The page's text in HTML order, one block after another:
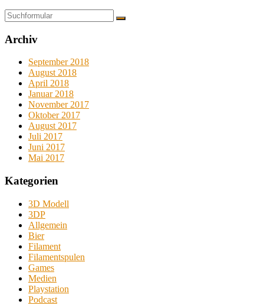
Suchen
Archiv
September 2018
August 2018
April 2018
Januar 2018
November 2017
Oktober 2017
August 2017
Juli 2017
Juni 2017
Mai 2017
Kategorien
3D Modell
3DP
Allgemein
Bier
Filament
Filamentspulen
Games
Medien
Playstation
Podcast